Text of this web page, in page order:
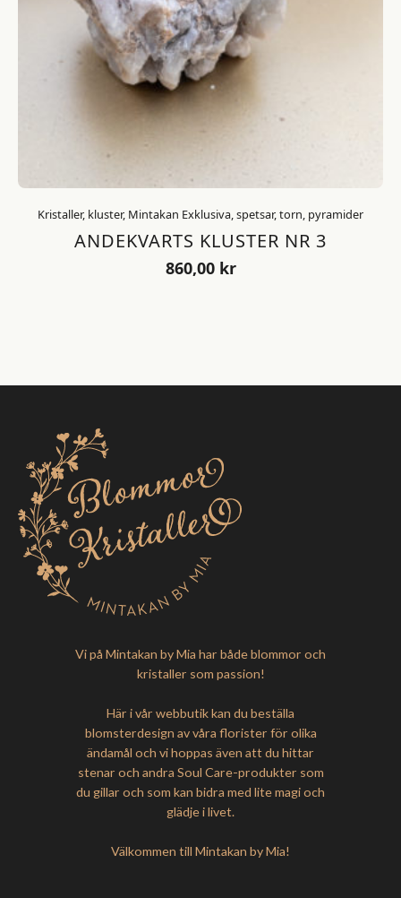
Kristaller, kluster, Mintakan Exklusiva, spetsar, torn, pyramider
ANDEKVARTS KLUSTER NR 3
860,00 kr
Vi på Mintakan by Mia har både blommor och
kristaller som passion!
Här i vår webbutik kan du beställa
blomsterdesign av våra florister för olika
ändamål och vi hoppas även att du hittar
stenar och andra Soul Care-produkter som
du gillar och som kan bidra med lite magi och
glädje i livet.
Välkommen till Mintakan by Mia!